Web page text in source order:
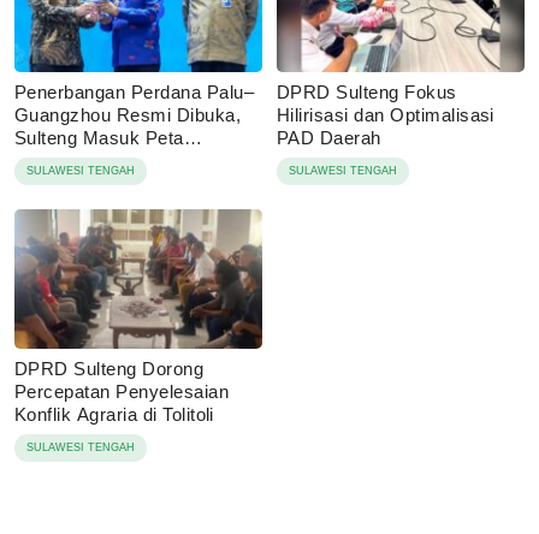
Penerbangan Perdana Palu–
Guangzhou Resmi Dibuka,
Sulteng Masuk Peta
Konektivitas Internasional
SULAWESI TENGAH
DPRD Sulteng Fokus
Hilirisasi dan Optimalisasi
PAD Daerah
SULAWESI TENGAH
DPRD Sulteng Dorong
Percepatan Penyelesaian
Konflik Agraria di Tolitoli
SULAWESI TENGAH